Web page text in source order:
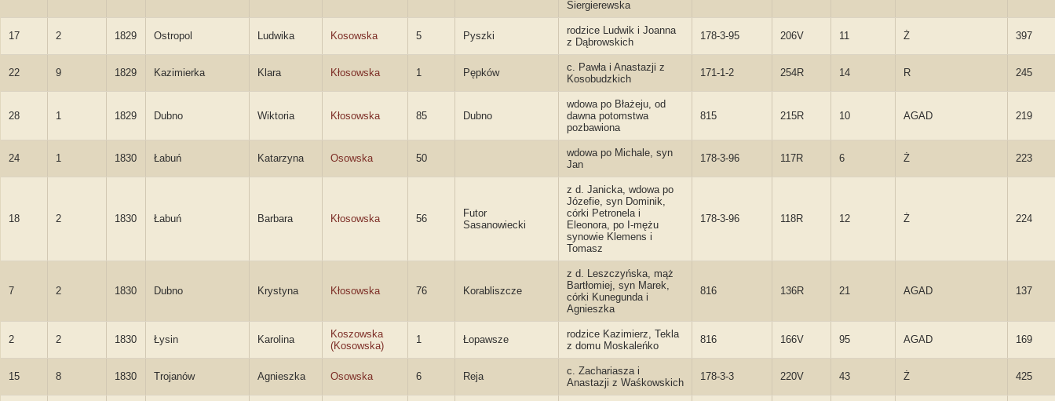
Siergierewska
17 2 1829 Ostropol Ludwika Kosowska 5 Pyszki
rodzice Ludwik i Joanna
z Dąbrowskich
178-3-95 206V 11 Ż 397
22 9 1829 Kazimierka Klara Kłosowska 1 Pępków
c. Pawła i Anastazji z
Kosobudzkich
171-1-2 254R 14 R 245
28 1 1829 Dubno Wiktoria Kłosowska 85 Dubno
wdowa po Błażeju, od
dawna potomstwa
pozbawiona
815 215R 10 AGAD 219
24 1 1830 Łabuń Katarzyna Osowska 50
wdowa po Michale, syn
Jan
178-3-96 117R 6 Ż 223
18 2 1830 Łabuń Barbara Kłosowska 56
Futor
Sasanowiecki
z d. Janicka, wdowa po
Józefie, syn Dominik,
córki Petronela i
Eleonora, po I-mężu
synowie Klemens i
Tomasz
178-3-96 118R 12 Ż 224
7 2 1830 Dubno Krystyna Kłosowska 76 Korabliszcze
z d. Leszczyńska, mąż
Bartłomiej, syn Marek,
córki Kunegunda i
Agnieszka
816 136R 21 AGAD 137
2 2 1830 Łysin Karolina
Koszowska
(Kosowska)
1 Łopawsze
rodzice Kazimierz, Tekla
z domu Moskaleńko
816 166V 95 AGAD 169
15 8 1830 Trojanów Agnieszka Osowska 6 Reja
c. Zachariasza i
Anastazji z Waśkowskich
178-3-3 220V 43 Ż 425